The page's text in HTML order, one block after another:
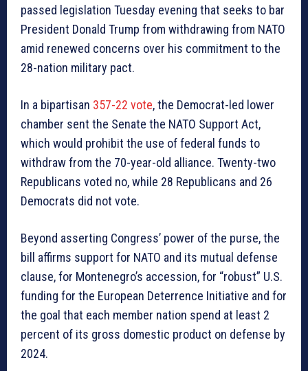
passed legislation Tuesday evening that seeks to bar
President Donald Trump from withdrawing from NATO
amid renewed concerns over his commitment to the
28-nation military pact.
In a bipartisan 357-22 vote, the Democrat-led lower
chamber sent the Senate the NATO Support Act,
which would prohibit the use of federal funds to
withdraw from the 70-year-old alliance. Twenty-two
Republicans voted no, while 28 Republicans and 26
Democrats did not vote.
Beyond asserting Congress’ power of the purse, the
bill affirms support for NATO and its mutual defense
clause, for Montenegro’s accession, for “robust” U.S.
funding for the European Deterrence Initiative and for
the goal that each member nation spend at least 2
percent of its gross domestic product on defense by
2024.